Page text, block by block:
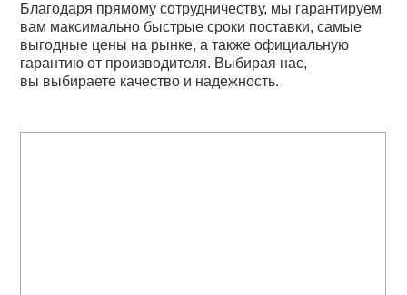
Благодаря прямому сотрудничеству, мы гарантируем
вам максимально быстрые сроки поставки, самые
выгодные цены на рынке, а также официальную
гарантию от производителя. Выбирая нас,
вы выбираете качество и надежность.